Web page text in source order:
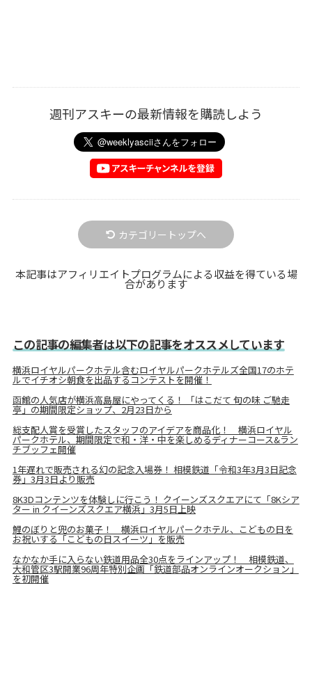
週刊アスキーの最新情報を購読しよう
カテゴリートップへ
本記事はアフィリエイトプログラムによる収益を得ている場
合があります
この記事の編集者は以下の記事をオススメしています
横浜ロイヤルパークホテル含むロイヤルパークホテルズ全国17のホテ
ルでイチオシ朝食を出品するコンテストを開催！
函館の人気店が横浜高島屋にやってくる！ 「はこだて 旬の味 ご馳走
亭」の期間限定ショップ、2月23日から
総支配人賞を受賞したスタッフのアイデアを商品化！ 横浜ロイヤル
パークホテル、期間限定で和・洋・中を楽しめるディナーコース&ラン
チブッフェ開催
1年遅れで販売される幻の記念入場券！ 相模鉄道「令和3年3月3日記念
券」3月3日より販売
8K3Dコンテンツを体験しに行こう！ クイーンズスクエアにて「8Kシア
ター in クイーンズスクエア横浜」3月5日上映
鯉のぼりと兜のお菓子！ 横浜ロイヤルパークホテル、こどもの日を
お祝いする「こどもの日スイーツ」を販売
なかなか手に入らない鉄道用品全30点をラインアップ！ 相模鉄道、
大和管区3駅開業96周年特別企画「鉄道部品オンラインオークション」
を初開催